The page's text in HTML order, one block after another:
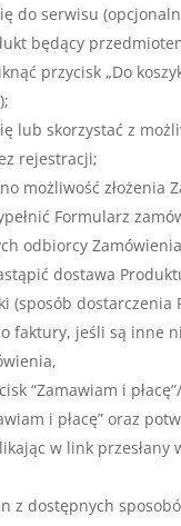
do serwisu
będący
przycisk „Do
lub skorzystać z
rejestracji;
możliwość złożenia
Formularz
odbiorcy
dostawa
(sposób dostarczenia
faktury, jeśli są inne
“Zamawiam i
i płacę” oraz
w link przesłany
z dostępnych